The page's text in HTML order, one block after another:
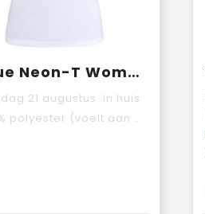
Clique Neon-T Women
21 augustus in huis
polyester (voelt aan als katoen).